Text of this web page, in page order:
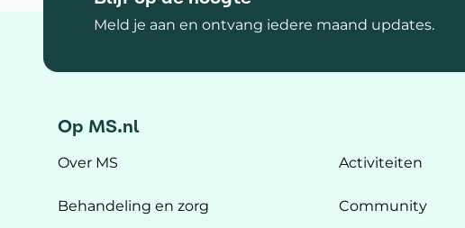
Meld je aan en ontvang iedere maand updates.
Op MS.nl
Over MS
Behandeling en zorg
Activiteiten
Community